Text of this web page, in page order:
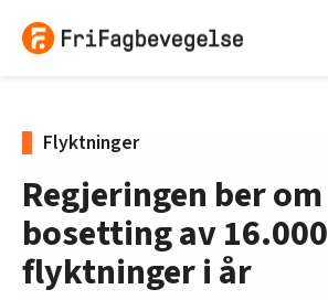
Flyktninger
Regjeringen ber om
bosetting av 16.000
flyktninger i år